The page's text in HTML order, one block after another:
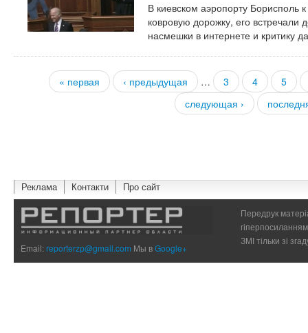
В киевском аэропорту Борисполь
ковровую дорожку, его встречали
насмешки в интернете и критику
Страницы
« первая ‹ предыдущая … 3 4
5
следующая ›
Реклама Контакти Про сайт
Email:reporterzp@gmail.com Мы вGoogle+
Передрук
ЗМІ тільки зі